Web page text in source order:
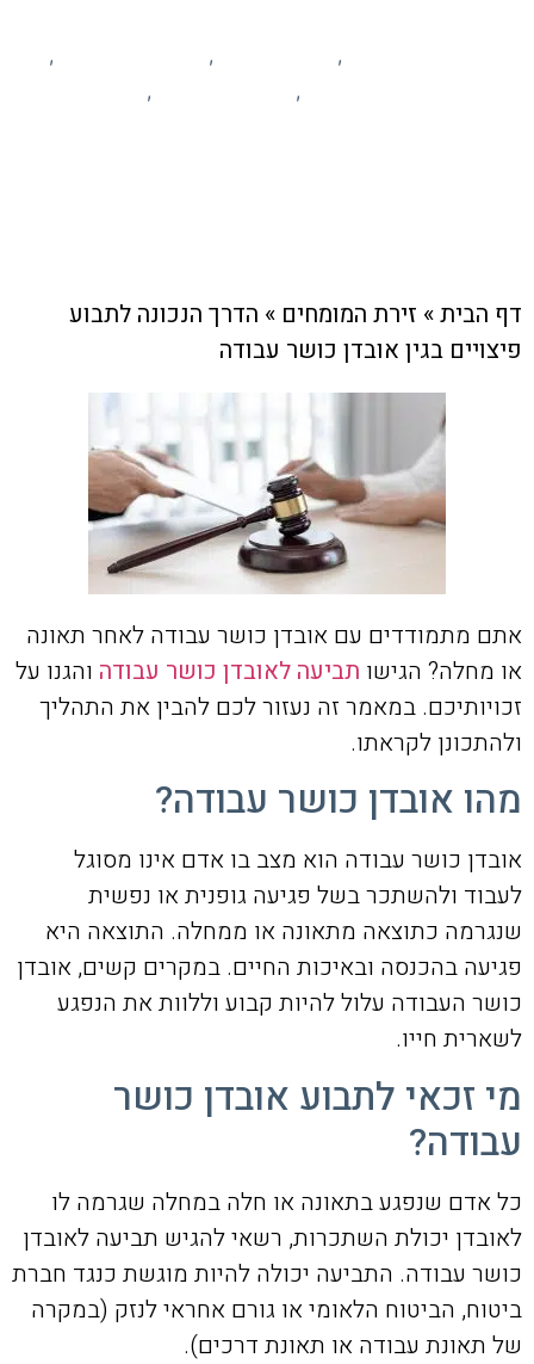
,
,
,
,
,
דף הבית» זירת המומחים » הדרך הנכונה לתבוע
פיצויים בגין אובדן כושר עבודה
אתם מתמודדים עם אובדן כושר עבודה לאחר תאונה
או מחלה? הגישו תביעה לאובדן כושר עבודה והגנו על
זכויותיכם. במאמר זה נעזור לכם להבין את התהליך
ולהתכונן לקראתו.
מהו אובדן כושר עבודה?
אובדן כושר עבודה הוא מצב בו אדם אינו מסוגל
לעבוד ולהשתכר בשל פגיעה גופנית או נפשית
שנגרמה כתוצאה מתאונה או ממחלה. התוצאה היא
פגיעה בהכנסה ובאיכות החיים. במקרים קשים, אובדן
כושר העבודה עלול להיות קבוע וללוות את הנפגע
לשארית חייו.
מי זכאי לתבוע אובדן כושר
עבודה?
כל אדם שנפגע בתאונה או חלה במחלה שגרמה לו
לאובדן יכולת השתכרות, רשאי להגיש תביעה לאובדן
כושר עבודה. התביעה יכולה להיות מוגשת כנגד חברת
ביטוח, הביטוח הלאומי או גורם אחראי לנזק (במקרה
של תאונת עבודה או תאונת דרכים).